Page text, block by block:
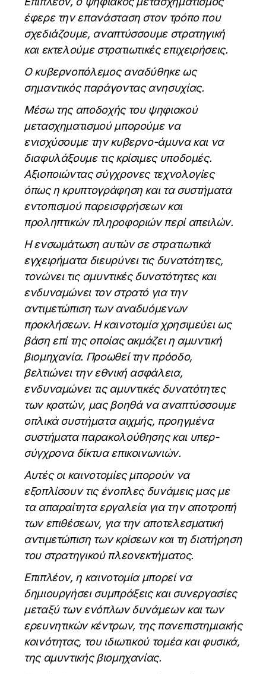
έφερε την επανάσταση στον τρόπο που
σχεδιάζουμε, αναπτύσσουμε στρατηγική
και εκτελούμε στρατιωτικές επιχειρήσεις.
Ο κυβερνοπόλεμος αναδύθηκε ως
σημαντικός παράγοντας ανησυχίας.
Μέσω της αποδοχής του ψηφιακού
μετασχηματισμού μπορούμε να
ενισχύσουμε την κυβερνο-άμυνα και να
διαφυλάξουμε τις κρίσιμες υποδομές.
Αξιοποιώντας σύγχρονες τεχνολογίες
όπως η κρυπτογράφηση και τα συστήματα
εντοπισμού παρεισφρήσεων και
προληπτικών πληροφοριών περί απειλών.
Η ενσωμάτωση αυτών σε στρατιωτικά
εγχειρήματα διευρύνει τις δυνατότητες,
τονώνει τις αμυντικές δυνατότητες και
ενδυναμώνει τον στρατό για την
αντιμετώπιση των αναδυόμενων
προκλήσεων. Η καινοτομία χρησιμεύει ως
βάση επί της οποίας ακμάζει η αμυντική
βιομηχανία. Προωθεί την πρόοδο,
βελτιώνει την εθνική ασφάλεια,
ενδυναμώνει τις αμυντικές δυνατότητες
των κρατών, μας βοηθά να αναπτύσσουμε
οπλικά συστήματα αιχμής, προηγμένα
συστήματα παρακολούθησης και υπερ-
σύγχρονα δίκτυα επικοινωνιών.
Αυτές οι καινοτομίες μπορούν να
εξοπλίσουν τις ένοπλες δυνάμεις μας με
τα απαραίτητα εργαλεία για την αποτροπή
των επιθέσεων, για την αποτελεσματική
αντιμετώπιση των κρίσεων και τη διατήρηση
του στρατηγικού πλεονεκτήματος.
Επιπλέον, η καινοτομία μπορεί να
δημιουργήσει συμπράξεις και συνεργασίες
μεταξύ των ενόπλων δυνάμεων και των
ερευνητικών κέντρων, της πανεπιστημιακής
κοινότητας, του ιδιωτικού τομέα και φυσικά,
της αμυντικής βιομηχανίας.